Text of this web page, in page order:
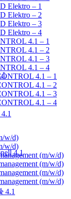
4.1
4.1
Elektro – 1
Elektro – 2
Elektro – 3
Elektro – 4
4.1 – 1
4.1 – 2
4.1 – 3
4.1 – 4
4.1 – 1
4.1 – 2
4.1 – 3
4.1 – 4
w/d)
w/d)
(m/w/d)
(m/w/d)
(m/w/d)
(m/w/d)